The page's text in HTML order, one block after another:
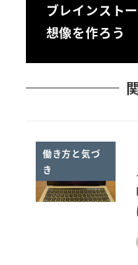
ブレインスト
想像を作ろう
働き方と気づ
き